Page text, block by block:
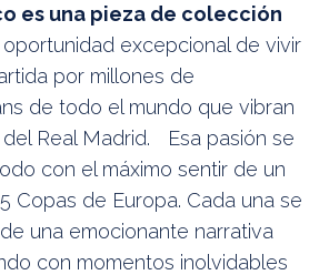
es una pieza de colección
oportunidad excepcional de vivir
por millones de
de todo el mundo que vibran
Real Madrid. Esa pasión se
con el máximo sentir de un
Copas de Europa. Cada una se
una emocionante narrativa
con momentos inolvidables